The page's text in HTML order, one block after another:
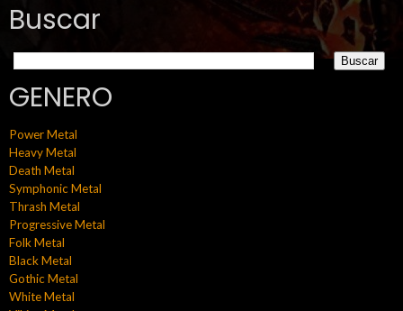
Buscar
GENERO
Power Metal
Heavy Metal
Death Metal
Symphonic Metal
Thrash Metal
Progressive Metal
Folk Metal
Black Metal
Gothic Metal
White Metal